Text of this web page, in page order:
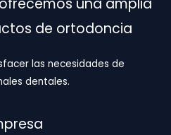
una amplia
de ortodoncia
las necesidades de
dentales.